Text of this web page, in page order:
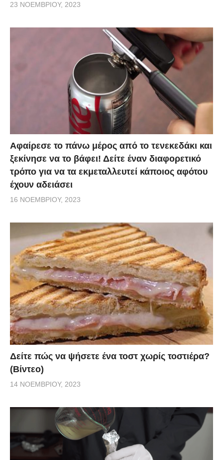
23 ΝΟΕΜΒΡΊΟΥ, 2023
Αφαίρεσε το πάνω μέρος από το τενεκεδάκι και
ξεκίνησε να το βάφει! Δείτε έναν διαφορετικό
τρόπο για να τα εκμεταλλευτεί κάποιος αφότου
έχουν αδειάσει
16 ΝΟΕΜΒΡΊΟΥ, 2023
Δείτε πώς να ψήσετε ένα τοστ χωρίς τοστιέρα?
(Βίντεο)
14 ΝΟΕΜΒΡΊΟΥ, 2023